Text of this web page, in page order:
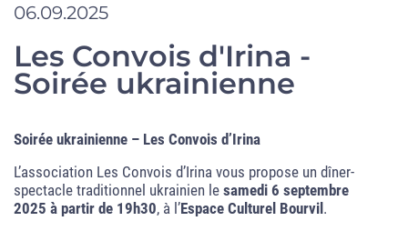
06.09.2025
Les Convois d'Irina -
Soirée ukrainienne
Soirée ukrainienne – Les Convois d’Irina
L’association Les Convois d’Irina vous propose un dîner-
spectacle traditionnel ukrainien le samedi 6 septembre
2025 à partir de 19h30, à l’Espace Culturel Bourvil .